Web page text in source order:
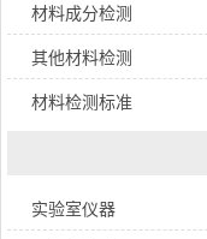
材料成分检测
其他材料检测
材料检测标准
实验室仪器